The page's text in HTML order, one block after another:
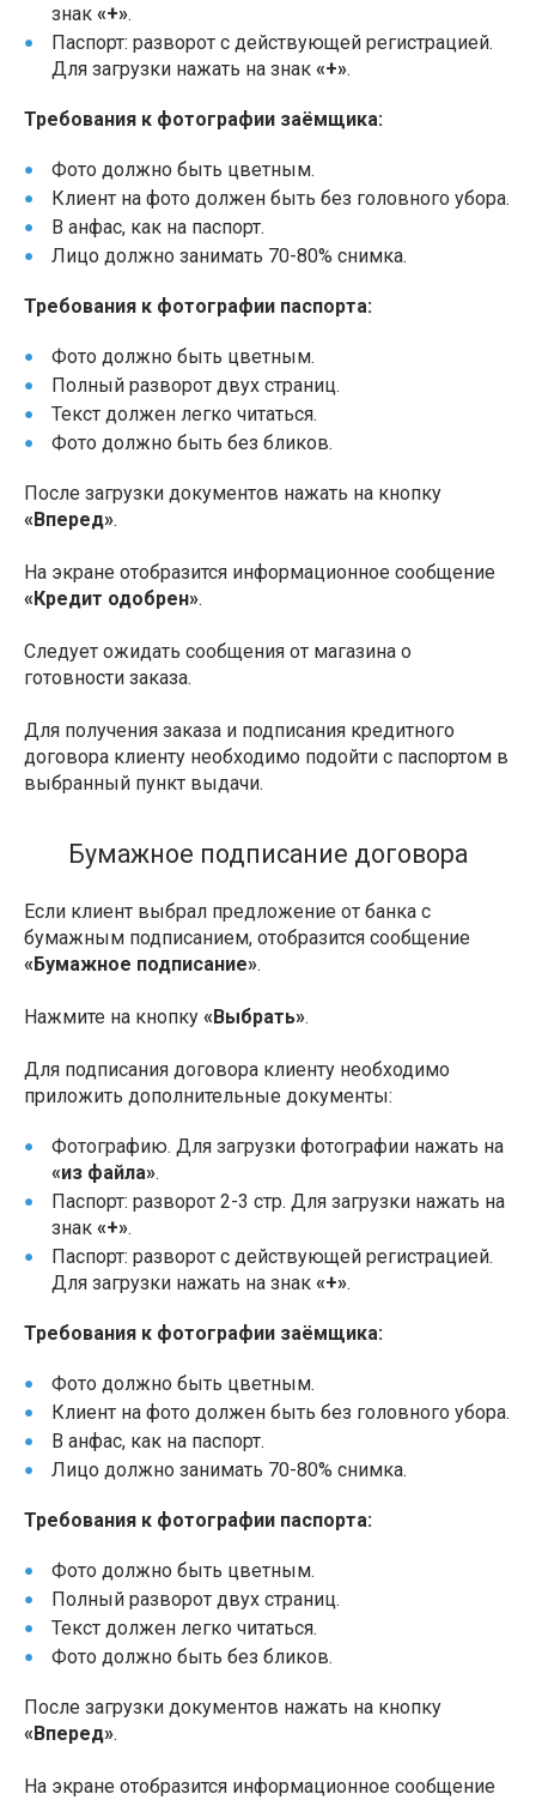
знак «+».
Паспорт: разворот с действующей регистрацией.
Для загрузки нажать на знак «+».
Требования к фотографии заёмщика:
Фото должно быть цветным.
Клиент на фото должен быть без головного убора.
В анфас, как на паспорт.
Лицо должно занимать 70-80% снимка.
Требования к фотографии паспорта:
Фото должно быть цветным.
Полный разворот двух страниц.
Текст должен легко читаться.
Фото должно быть без бликов.
После загрузки документов нажать на кнопку
«Вперед».
На экране отобразится информационное сообщение
«Кредит одобрен».
Следует ожидать сообщения от магазина о
готовности заказа.
Для получения заказа и подписания кредитного
договора клиенту необходимо подойти с паспортом в
выбранный пункт выдачи.
Бумажное подписание договора
Если клиент выбрал предложение от банка с
бумажным подписанием, отобразится сообщение
«Бумажное подписание».
Нажмите на кнопку «Выбрать».
Для подписания договора клиенту необходимо
приложить дополнительные документы:
Фотографию. Для загрузки фотографии нажать на
«из файла».
Паспорт: разворот 2-3 стр. Для загрузки нажать на
знак «+».
Паспорт: разворот с действующей регистрацией.
Для загрузки нажать на знак «+».
Требования к фотографии заёмщика:
Фото должно быть цветным.
Клиент на фото должен быть без головного убора.
В анфас, как на паспорт.
Лицо должно занимать 70-80% снимка.
Требования к фотографии паспорта:
Фото должно быть цветным.
Полный разворот двух страниц.
Текст должен легко читаться.
Фото должно быть без бликов.
После загрузки документов нажать на кнопку
«Вперед».
На экране отобразится информационное сообщение